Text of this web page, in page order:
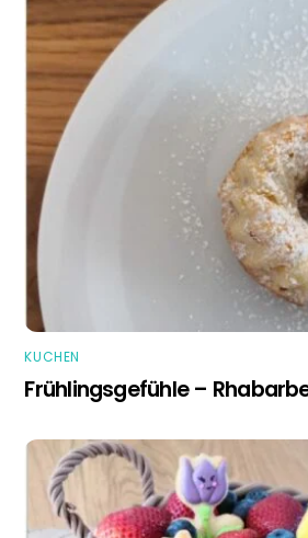
KUCHEN
Frühlingsgefühle –